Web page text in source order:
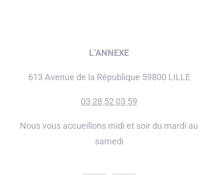
L’ANNEXE
613 Avenue de la République 59800 LILLE
03 28 52 03 59
Nous vous accueillons midi et soir du mardi au
samedi